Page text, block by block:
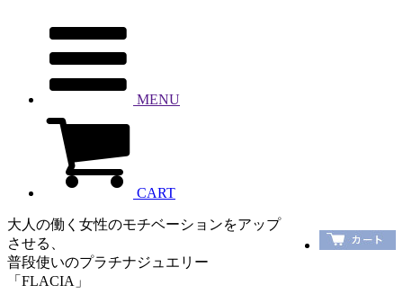
MENU
CART
大人の働く女性のモチベーションをアップ
させる、
普段使いのプラチナジュエリー
「FLACIA」